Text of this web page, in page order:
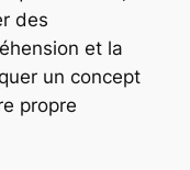
des
et la
un concept
propre